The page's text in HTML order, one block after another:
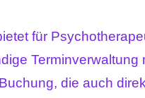
für
Terminverwaltung
die auch